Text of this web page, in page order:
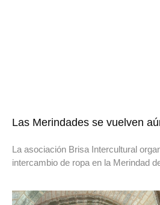
Las Merindades se vuelven
La asociación Brisa Intercultural
intercambio de ropa en la Merindad